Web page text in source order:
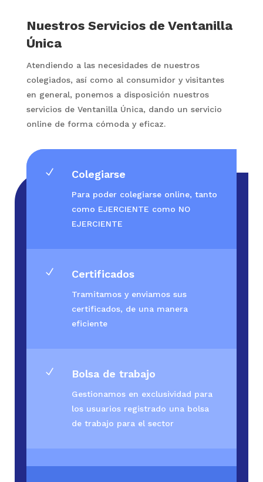
Nuestros Servicios de Ventanilla
Única
Atendiendo a las necesidades de nuestros
colegiados, así como al consumidor y visitantes
en general, ponemos a disposición nuestros
servicios de Ventanilla Única, dando un servicio
online de forma cómoda y eficaz.
N Colegiarse
Para poder colegiarse online, tanto
como EJERCIENTE como NO
EJERCIENTE
N Certificados
Tramitamos y enviamos sus
certificados, de una manera
eficiente
N Bolsa de trabajo
Gestionamos en exclusividad para
los usuarios registrado una bolsa
de trabajo para el sector